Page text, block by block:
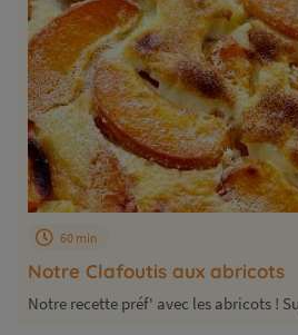
Notre Clafoutis aux abricots
60 min
Notre recette préf' avec les abricots !